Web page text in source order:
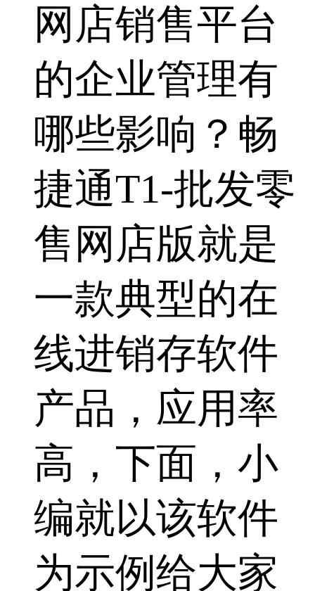
网店销售平台
的企业管理有
哪些影响？畅
捷通T1-批发零
售网店版就是
一款典型的在
线进销存软件
产品，应用率
高，下面，小
编就以该软件
为示例给大家